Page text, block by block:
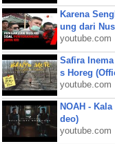
Karena
ung dari
youtube.com
Safira
s Horeg
youtube.com
NOAH -
deo)
youtube.com